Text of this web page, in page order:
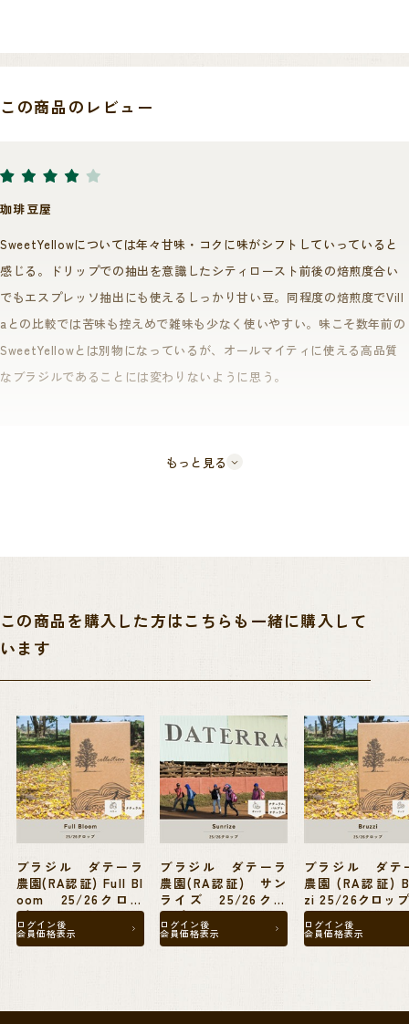
こちらのスイートイエローはダテーラ農園の取り扱いカテゴリーの中で
も、上位クラスに位置するCollectionシリーズの一つです。
ッツを思わせる、重厚な甘さを誇るコーヒーです。
そのために甘いフレーバーを生み出すことで有名な、黄色の実が生る
様々な品種を配合しました。
黄色のチェリーは、赤いチェリーに比べてより日光を反射するので、チ
ェリーが涼しく保たれ、実が成熟するスピードを遅くします。
成熟が遅くなるほど豆の状態は安定し、糖分を作り出す時間が長くなる
ことで、甘みが強い豆が育ちます。
直近では2030年までに2,000万本の植樹を行うことを目標とした”Trillion
たちへの奨学金を提供する”Fundacao Educar”(フンダソン・エドゥカー
ル)などRA認証が近年特に重要視しているいくつかの項目の解決にも通
じうるものとして、独自の取り組みを自発的に行っています。
ダテーラ農園の現在の輸出営業マネージャーのGabriel Moreira氏は、ま
さにこの奨学金を得て勉学に励んだ人物で、今も、週末にこの基金が開
講する週末の英語授業の講師を務めているなど助け合いの精神を持った
優しい農園です。
このアイテムは、ダンボール箱に12.1kgの真空パックを2個詰めた、ダテ
この商品のレビュー
珈琲豆屋
SweetYellowについては年々甘味・コクに味がシフトしていっていると
感じる。ドリップでの抽出を意識したシティロースト前後の焙煎度合い
でもエスプレッソ抽出にも使えるしっかり甘い豆。同程度の焙煎度でVill
aとの比較では苦味も控えめで雑味も少なく使いやすい。味こそ数年前の
SweetYellowとは別物になっているが、オールマイティに使える高品質
なブラジルであることには変わりないように思う。
もっと見る
この商品を購入した方はこちらも一緒に購入して
います
ブラジル ダテーラ
農園(RA認証) Full Bl
oom 25/26クロッ
プ
ログイン後
会員価格表示
ブラジル ダテーラ
農園(RA認証) サン
ライズ 25/26クロ
ップ
ログイン後
会員価格表示
ブラジル ダテ
農園 (RA認証) Bruz
zi 25/26クロッ
ログイン後
会員価格表示